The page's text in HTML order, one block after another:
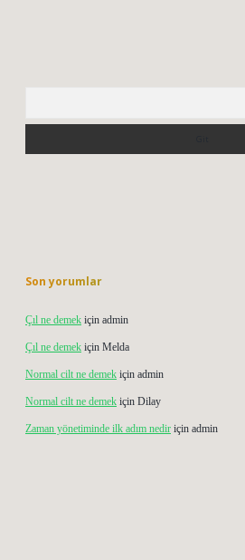
Son yorumlar
Çıl ne demek için admin
Çıl ne demek için Melda
Normal cilt ne demek için admin
Normal cilt ne demek için Dilay
Zaman yönetiminde ilk adım nedir için admin